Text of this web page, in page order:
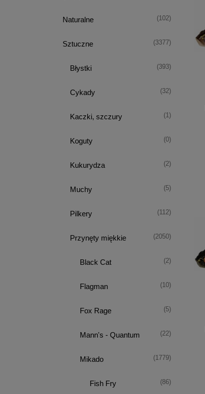
Naturalne (102)
Sztuczne (3377)
Błystki (393)
Cykady (32)
Kaczki, szczury (1)
Koguty (0)
Kukurydza (2)
Muchy (5)
Pilkery (112)
Przynęty miękkie (2050)
Black Cat (2)
Flagman (10)
Fox Rage (5)
Mann's - Quantum (22)
Mikado (1779)
Fish Fry (86)